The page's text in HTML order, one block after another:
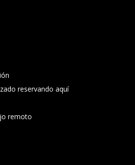
reservando aquí
remoto